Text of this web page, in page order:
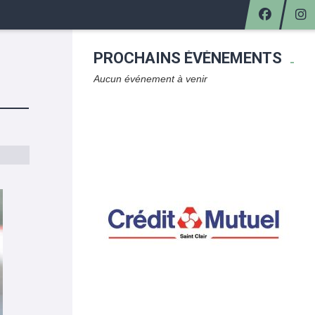
PROCHAINS ÉVÈNEMENTS
Aucun événement à venir